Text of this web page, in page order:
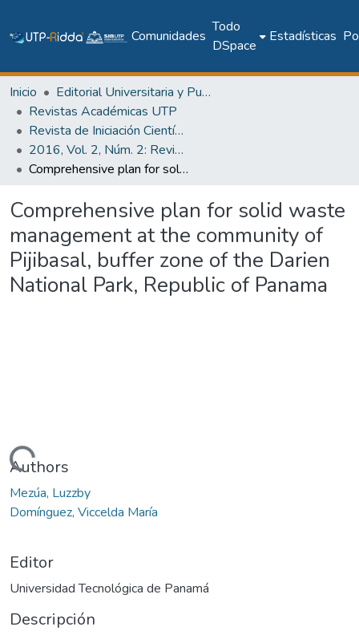
Comunidades
Todo
DSpace
Estadísticas
Inicio
Editorial Universitaria y Publicaciones Seriadas
Revistas Académicas UTP
Revista de Iniciación Científica
2016, Vol. 2, Núm. 2: Revista de Iniciación Científica
Comprehensive plan for solid waste management at the community of Pijibasal, buffer zone of the Darien National Park, Republic of Panama
Comprehensive plan for solid waste
management at the community of
Pijibasal, buffer zone of the Darien
National Park, Republic of Panama
Authors
Mezúa, Luzzby
Domínguez, Viccelda María
Editor
Universidad Tecnológica de Panamá
Descripción